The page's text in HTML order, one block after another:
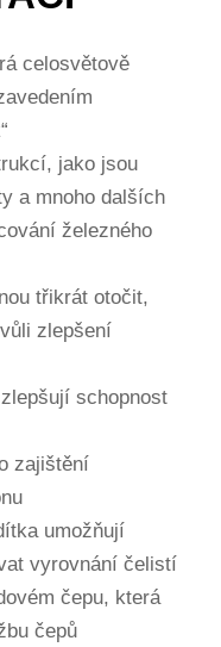
celosvětově
jako jsou
a mnoho dalších
železného
třikrát otočit,
zlepšení
schopnost
zajištění
umožňují
vyrovnání čelistí
čepu, která
čepů